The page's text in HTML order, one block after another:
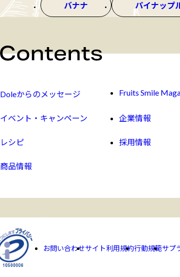
バナナ パイナップ
Doleからのメッセージ
イベント・キャンペーン
レシピ
商品情報
Fruits Smile
企業情報
採用情報
お問い合わせサイト利用規約行動規範サプ